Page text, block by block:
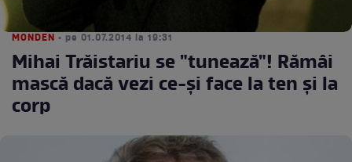
MONDEN • pe 01.07.2014 la 19:31
Mihai Trăistariu se "tunează"! Rămâi
mască dacă vezi ce-şi face la ten şi la
corp